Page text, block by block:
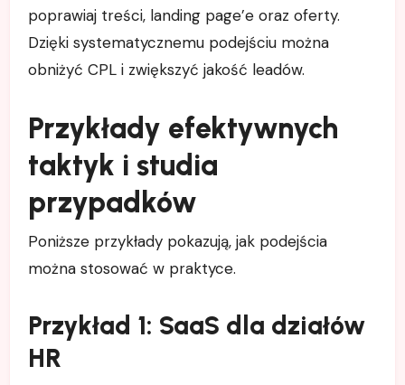
poprawiaj treści, landing page’e oraz oferty.
Dzięki systematycznemu podejściu można
obniżyć CPL i zwiększyć jakość leadów.
Przykłady efektywnych
taktyk i studia
przypadków
Poniższe przykłady pokazują, jak podejścia
można stosować w praktyce.
Przykład 1: SaaS dla działów
HR